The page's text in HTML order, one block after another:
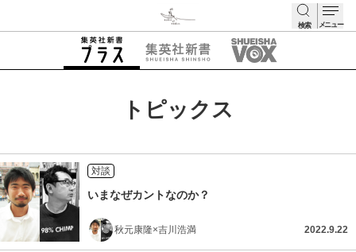
検索 メニュー
トピックス
対談
いまなぜカントなのか？
秋元康隆×吉川浩満 2022.9.22